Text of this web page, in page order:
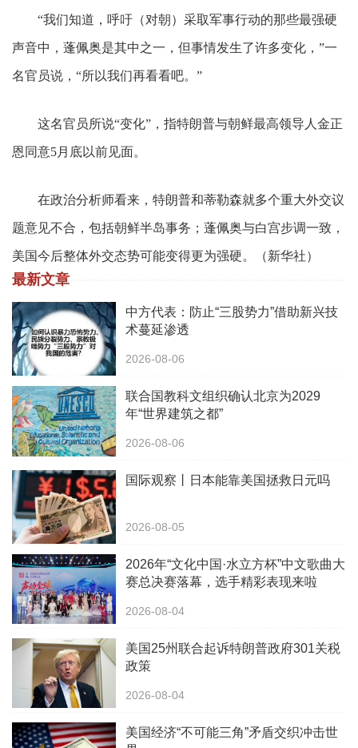
“我们知道，呼吁（对朝）采取军事行动的那些最强硬
声音中，蓬佩奥是其中之一，但事情发生了许多变化，”一
名官员说，“所以我们再看看吧。”
这名官员所说“变化”，指特朗普与朝鲜最高领导人金正
恩同意5月底以前见面。
在政治分析师看来，特朗普和蒂勒森就多个重大外交议
题意见不合，包括朝鲜半岛事务；蓬佩奥与白宫步调一致，
美国今后整体外交态势可能变得更为强硬。（新华社）
最新文章
中方代表：防止“三股势力”借助新兴技
术蔓延渗透
2026-08-06
联合国教科文组织确认北京为2029
年“世界建筑之都”
2026-08-06
国际观察丨日本能靠美国拯救日元吗
2026-08-05
2026年“文化中国·水立方杯”中文歌曲大
赛总决赛落幕，选手精彩表现来啦
2026-08-04
美国25州联合起诉特朗普政府301关税
政策
2026-08-04
美国经济“不可能三角”矛盾交织冲击世